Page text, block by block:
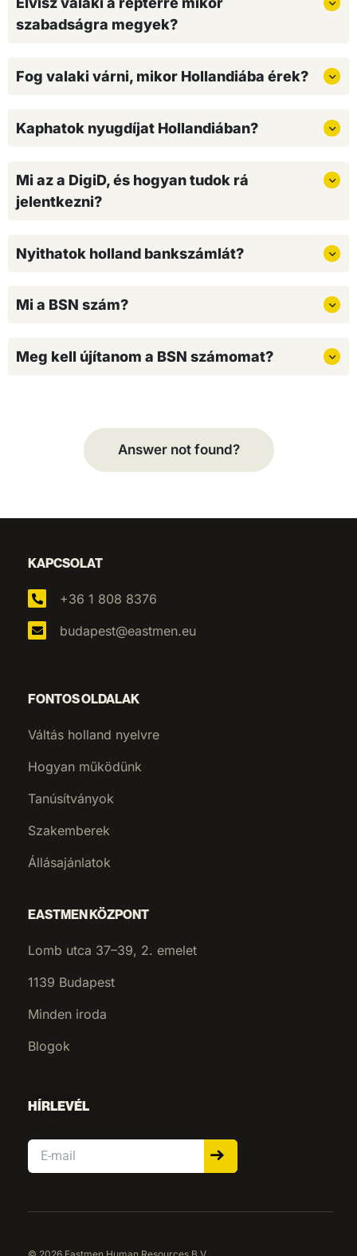
szabadságra megyek?
Fog valaki várni, mikor Hollandiába érek?
Kaphatok nyugdíjat Hollandiában?
Mi az a DigiD, és hogyan tudok rá
jelentkezni?
Nyithatok holland bankszámlát?
Mi a BSN szám?
Meg kell újítanom a BSN számomat?
Answer not found?
KAPCSOLAT
+36 1 808 8376
budapest@eastmen.eu
FONTOS OLDALAK
Váltás holland nyelvre
Hogyan működünk
Tanúsítványok
Szakemberek
Állásajánlatok
EASTMEN KÖZPONT
Lomb utca 37–39, 2. emelet
1139 Budapest
Minden iroda
Blogok
HÍRLEVÉL
Email